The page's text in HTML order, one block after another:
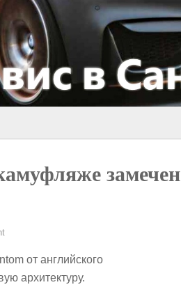
замечен
от английского
архитектуру.